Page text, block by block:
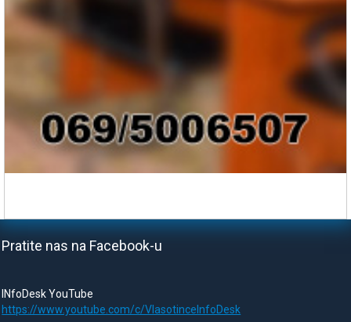
Pratite nas na Facebook-u
INfoDesk YouTube
https://www.youtube.com/c/VlasotinceInfoDesk